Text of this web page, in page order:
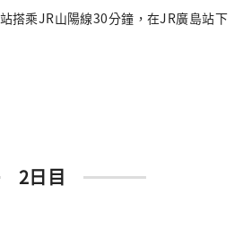
搭乘JR山陽線30分鐘，在JR廣島站下
2日目